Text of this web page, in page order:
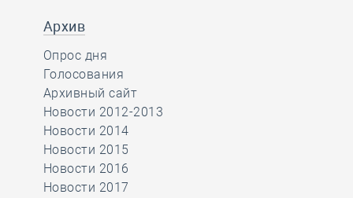
Архив
Опрос дня
Голосования
Архивный сайт
Новости 2012-2013
Новости 2014
Новости 2015
Новости 2016
Новости 2017